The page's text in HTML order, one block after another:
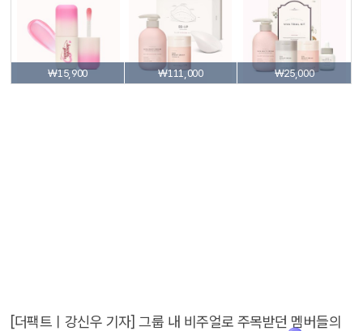
₩15,900 ₩111,000 ₩25,000
[더팩트ㅣ강신우 기자] 그룹 내 비주얼로 주목받던 멤버들의